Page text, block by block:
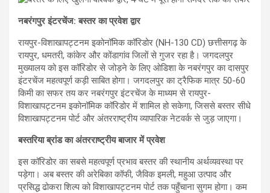
नबरंगपुर इंटरचेंज: बस्तर का प्रवेश द्वार
रायपुर-विशाखापट्टनम इकोनॉमिक कॉरिडोर (NH-130 CD) छत्तीसगढ़ के
रायपुर, धमतरी, कांकेर और कोंडागांव जिलों से गुजर रहा है। जगदलपुर
मुख्यालय को इस कॉरिडोर से जोड़ने के लिए ओडिशा के नबरंगपुर का दासपुर
इंटरचेंज महत्वपूर्ण कड़ी साबित होगा। जगदलपुर का ट्रैफिक मात्र 50-60
किमी का सफर तय कर नबरंगपुर इंटरचेंज के माध्यम से रायपुर-
विशाखापट्टनम इकोनॉमिक कॉरिडोर में शामिल हो सकेगा, जिससे बस्तर सीधे
विशाखापट्टनम पोर्ट और अंतरराष्ट्रीय व्यापारिक नेटवर्क से जुड़ जाएगा।
बस्तरिया ब्रांड का अंतरराष्ट्रीय बाजार में प्रवेश
इस कॉरिडोर का सबसे महत्वपूर्ण प्रभाव बस्तर की स्थानीय अर्थव्यवस्था पर
पड़ेगा। अब बस्तर की अरेबिका कॉफी, जैविक इमली, महुआ उत्पाद और
प्रसिद्ध ढोकरा शिल्प को विशाखापट्टनम पोर्ट तक पहुँचाना सुगम होगा। कम